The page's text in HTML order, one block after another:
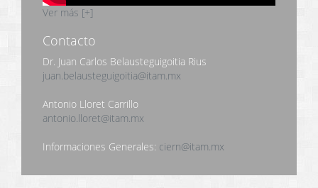
Ver más [+]
Contacto
Dr. Juan Carlos Belausteguigoitia Rius
juan.belausteguigoitia@itam.mx
Antonio Lloret Carrillo
antonio.lloret@itam.mx
Informaciones Generales: ciern@itam.mx